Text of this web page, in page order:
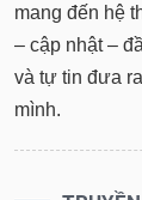
mang đến hệ
– cập nhật –
và tự tin đưa
mình.